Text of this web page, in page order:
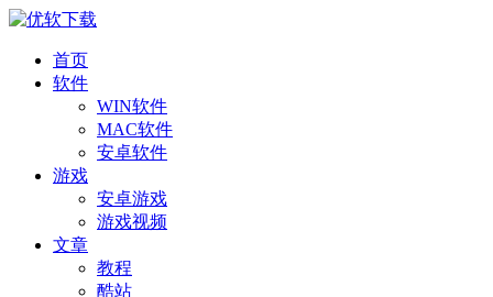
首页
软件
WIN软件
MAC软件
安卓软件
游戏
安卓游戏
游戏视频
文章
教程
酷站